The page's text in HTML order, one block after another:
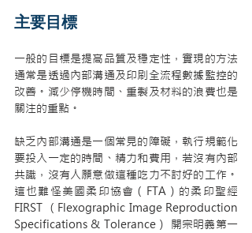
主要目標
一般的目標是提高品質及穩定性，實現的方法
通常是透過內部溝通及印刷全流程數據監控的
改善。減少停機時間、重製及材料的浪費也是
關注的重點。
缺乏內部溝通是一個常見的障礙，執行規範化
要投入一定的時間、精力和費用，若沒有內部
共識，沒有人願意做這種吃力不討好的工作。
這也難怪美國柔印協會（FTA）的柔印聖經
FIRST （Flexographic Image Reproduction
Specifications & Tolerance） 開宗明義第一